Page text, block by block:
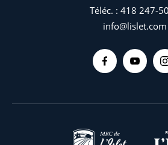
Séances
du conseil
municipal
public)
20 janvier
3 février
Téléc. : 418 247-
info@lislet.com